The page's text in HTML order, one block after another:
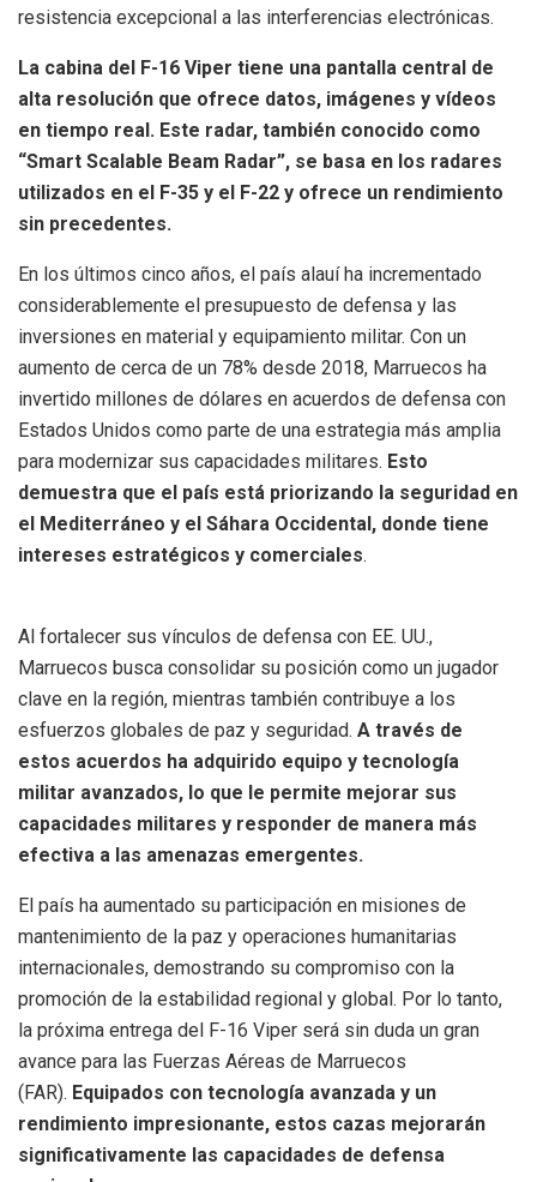
resistencia excepcional a las interferencias electrónicas.
La cabina del F-16 Viper tiene una pantalla central de
alta resolución que ofrece datos, imágenes y vídeos
en tiempo real. Este radar, también conocido como
“Smart Scalable Beam Radar”, se basa en los radares
utilizados en el F-35 y el F-22 y ofrece un rendimiento
sin precedentes.
En los últimos cinco años, el país alauí ha incrementado
considerablemente el presupuesto de defensa y las
inversiones en material y equipamiento militar. Con un
aumento de cerca de un 78% desde 2018, Marruecos ha
invertido millones de dólares en acuerdos de defensa con
Estados Unidos como parte de una estrategia más amplia
para modernizar sus capacidades militares. Esto
demuestra que el país está priorizando la seguridad en
el Mediterráneo y el Sáhara Occidental, donde tiene
intereses estratégicos y comerciales.
Al fortalecer sus vínculos de defensa con EE. UU.,
Marruecos busca consolidar su posición como un jugador
clave en la región, mientras también contribuye a los
esfuerzos globales de paz y seguridad. A través de
estos acuerdos ha adquirido equipo y tecnología
militar avanzados, lo que le permite mejorar sus
capacidades militares y responder de manera más
efectiva a las amenazas emergentes.
El país ha aumentado su participación en misiones de
mantenimiento de la paz y operaciones humanitarias
internacionales, demostrando su compromiso con la
promoción de la estabilidad regional y global. Por lo tanto,
la próxima entrega del F-16 Viper será sin duda un gran
avance para las Fuerzas Aéreas de Marruecos
(FAR). Equipados con tecnología avanzada y un
rendimiento impresionante, estos cazas mejorarán
significativamente las capacidades de defensa